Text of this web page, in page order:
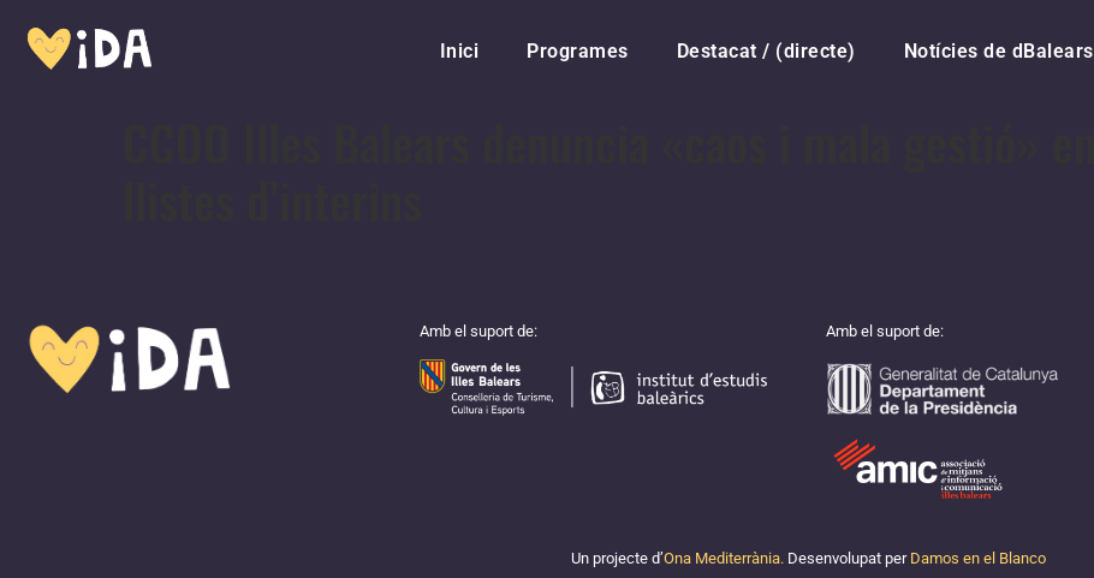
Inici Programes Destacat / (directe) Notícies de dBalears
Amb el suport de: Amb el suport de:
Un projecte d’Ona Mediterrània.Desenvolupat per Damos en el Blanco